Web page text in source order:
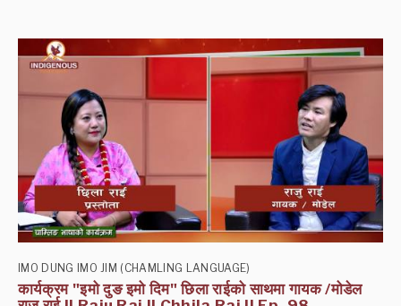
IMO DUNG IMO JIM (CHAMLING LANGUAGE)
कार्यक्रम "इमो दुङ इमो दिम" छिला राईको साथमा गायक /मोडेल